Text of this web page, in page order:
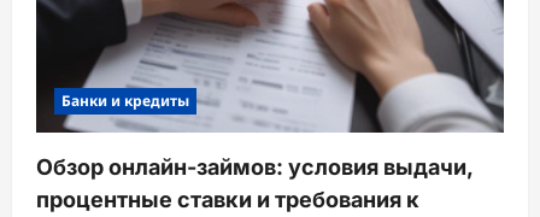
Банки и кредиты
Обзор онлайн-займов: условия выдачи,
процентные ставки и требования к